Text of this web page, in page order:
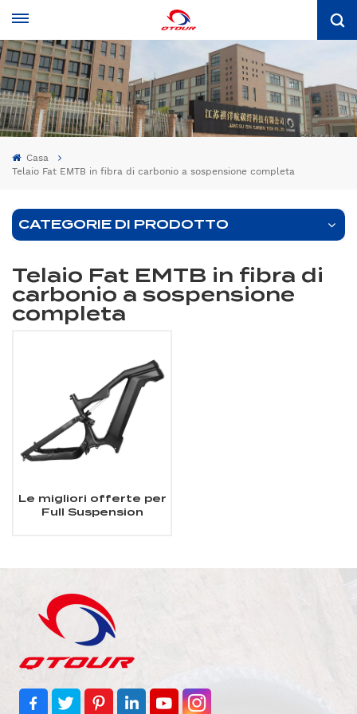
Casa
Telaio Fat EMTB in fibra di carbonio a sospensione completa
CATEGORIE DI PRODOTTO
Telaio Fat EMTB in fibra di
carbonio a sospensione
completa
Le migliori offerte per
Full Suspension
sono su ✓ Confronta
caratteristiche di
prodotti nuovi e usati
✓ Molti articoli con
consegna gratis!